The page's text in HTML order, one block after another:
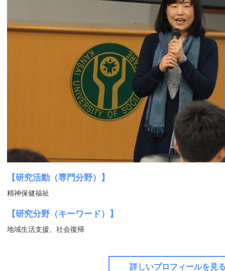
【研究活動（専門分野）】
精神保健福祉
【研究分野（キーワード）】
地域生活支援、社会復帰
詳しいプロフィールを見